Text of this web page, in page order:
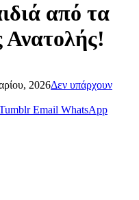
από τα
2026Δεν υπάρχουν
Email WhatsApp